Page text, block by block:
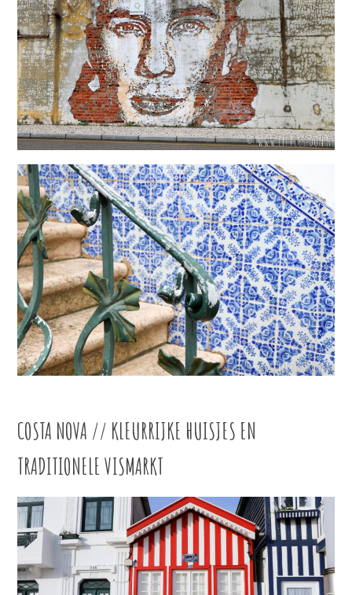
COSTA NOVA // KLEURRIJKE HUISJES EN
TRADITIONELE VISMARKT